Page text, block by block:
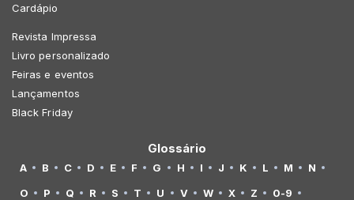
Cardápio
Revista Impressa
Livro personalizado
Feiras e eventos
Lançamentos
Black Friday
Glossário
A B C D E F G H I J K L M
N
O
P Q R S T U V W X Z 0-9